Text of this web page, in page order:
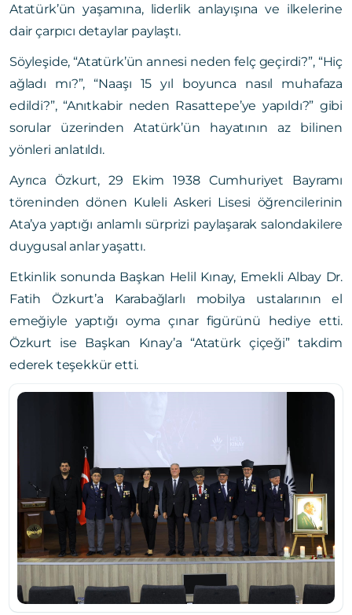
Atatürk’ün yaşamına, liderlik anlayışına ve ilkelerine
dair çarpıcı detaylar paylaştı.
Söyleşide, “Atatürk’ün annesi neden felç geçirdi?”, “Hiç
ağladı mı?”, “Naaşı 15 yıl boyunca nasıl muhafaza
edildi?”, “Anıtkabir neden Rasattepe’ye yapıldı?” gibi
sorular üzerinden Atatürk’ün hayatının az bilinen
yönleri anlatıldı.
Ayrıca Özkurt, 29 Ekim 1938 Cumhuriyet Bayramı
töreninden dönen Kuleli Askeri Lisesi öğrencilerinin
Ata’ya yaptığı anlamlı sürprizi paylaşarak salondakilere
duygusal anlar yaşattı.
Etkinlik sonunda Başkan Helil Kınay, Emekli Albay Dr.
Fatih Özkurt’a Karabağlarlı mobilya ustalarının el
emeğiyle yaptığı oyma çınar figürünü hediye etti.
Özkurt ise Başkan Kınay’a “Atatürk çiçeği” takdim
ederek teşekkür etti.